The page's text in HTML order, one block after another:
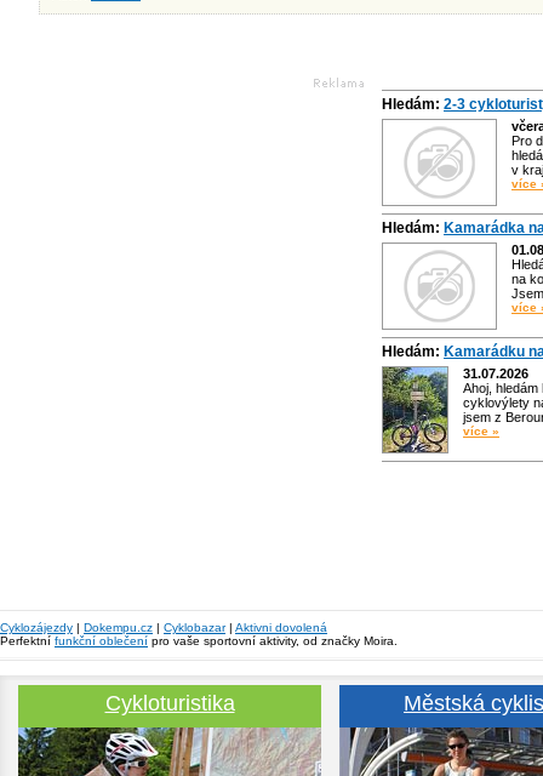
Hledám: 2-3
Pro
v
více
Hledám: Kamarádka
na
více
Hledám: Kamarádku
31.07.2026
Ahoj,
cyklovýlety
jsem z
více »
Cyklozájezdy | Dokempu.cz | Cyklobazar| Aktivni dovolená
Perfektní funkční oblečení pro vaše sportovní aktivity, od značky Moira.
Cykloturistika Městská